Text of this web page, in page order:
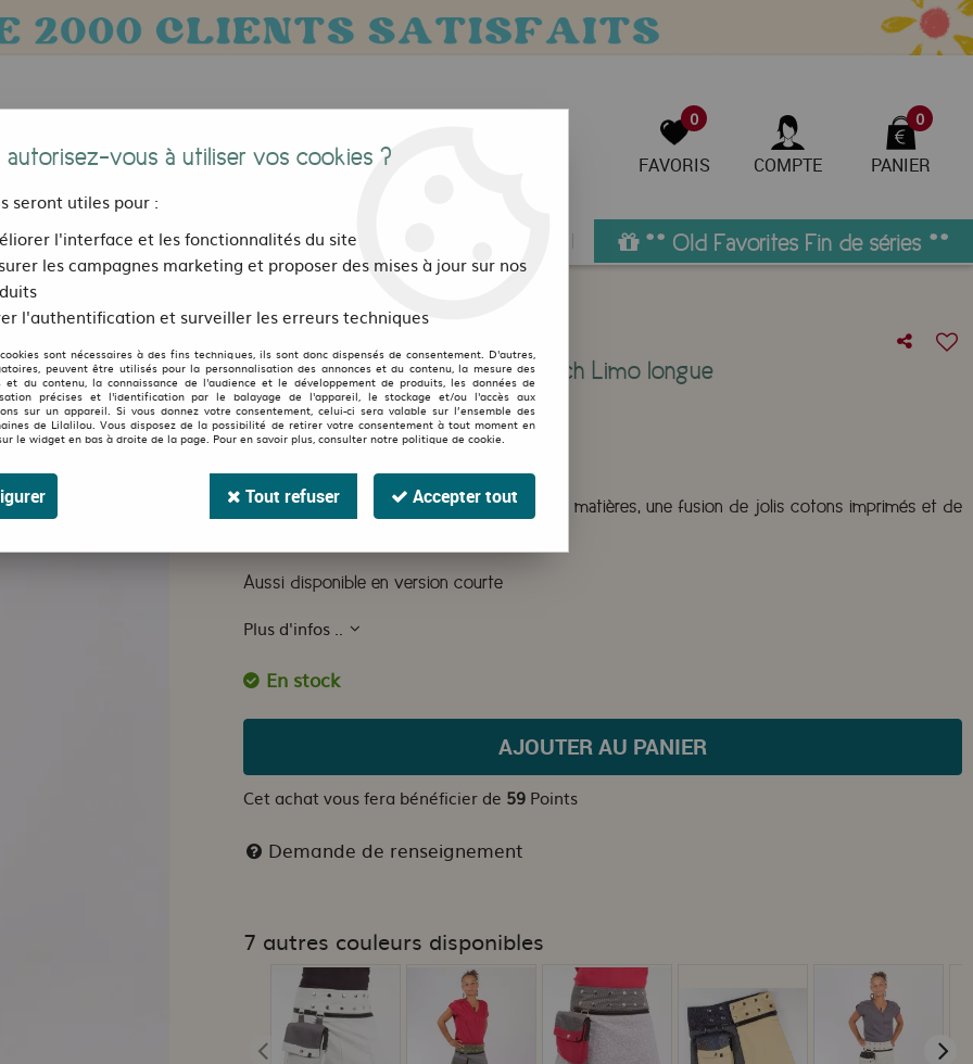
0
FAVORIS COMPTE
0
PANIER
Bijoux, sacs et accessoires ** Old Favorites Fin de séries **
>
Jupe réversible Jag Design Stretch Limo longue
1Avis Donnez votre avis
La jupe réversible Jag Design est faite de 2 matières, une fusion de jolis cotons imprimés et de
Aussi disponible en version courte
Plus d'infos ..
En stock
AJOUTER AU PANIER
Cet achat vous fera bénéficier de 59 Points
Demande de renseignement
7 autres couleurs disponibles
autorisez-vous à utiliser vos cookies ?
seront utiles pour :
l'interface et les fonctionnalités du site
les campagnes marketing et proposer des mises à jour sur nos
l'authentification et surveiller les erreurs techniques
sont nécessaires à des fins techniques, ils sont donc dispensés de consentement. D'autres,
peuvent être utilisés pour la personnalisation des annonces et du contenu, la mesure des
et du contenu, la connaissance de l'audience et le développement de produits, les données de
précises et l'identification par le balayage de l'appareil, le stockage et/ou l'accès aux
sur un appareil. Si vous donnez votre consentement, celui-ci sera valable sur l’ensemble des
de Lilalilou. Vous disposez de la possibilité de retirer votre consentement à tout moment en
le widget en bas à droite de la page. Pour en savoir plus, consulter notre politique de cookie.
Tout refuser Accepter tout